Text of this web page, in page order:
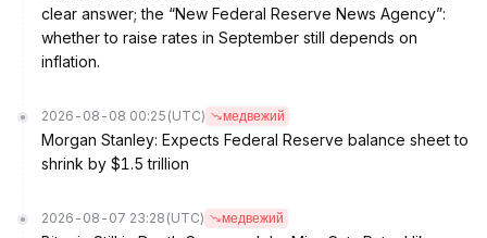
clear answer; the “New Federal Reserve News Agency”:
whether to raise rates in September still depends on
inflation.
2026-08-08 00:25 (UTC) медвежий
Morgan Stanley: Expects Federal Reserve balance sheet to
shrink by $1.5 trillion
2026-08-07 23:28 (UTC) медвежий